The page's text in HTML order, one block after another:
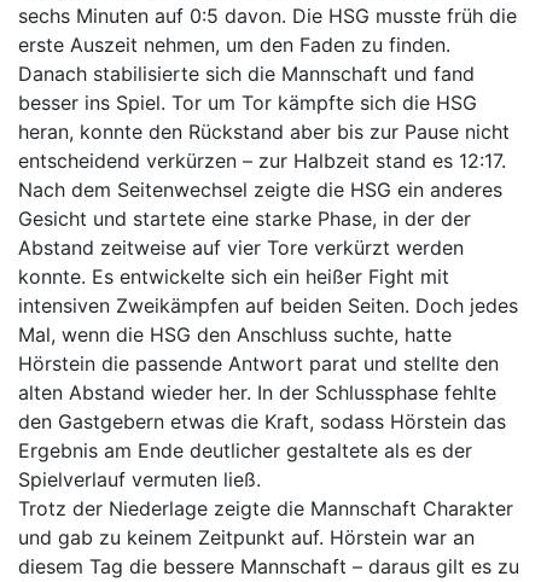
sechs Minuten auf 0:5 davon. Die HSG musste früh die
erste Auszeit nehmen, um den Faden zu finden.
Danach stabilisierte sich die Mannschaft und fand
besser ins Spiel. Tor um Tor kämpfte sich die HSG
heran, konnte den Rückstand aber bis zur Pause nicht
entscheidend verkürzen – zur Halbzeit stand es 12:17.
Nach dem Seitenwechsel zeigte die HSG ein anderes
Gesicht und startete eine starke Phase, in der der
Abstand zeitweise auf vier Tore verkürzt werden
konnte. Es entwickelte sich ein heißer Fight mit
intensiven Zweikämpfen auf beiden Seiten. Doch jedes
Mal, wenn die HSG den Anschluss suchte, hatte
Hörstein die passende Antwort parat und stellte den
alten Abstand wieder her. In der Schlussphase fehlte
den Gastgebern etwas die Kraft, sodass Hörstein das
Ergebnis am Ende deutlicher gestaltete als es der
Spielverlauf vermuten ließ.
Trotz der Niederlage zeigte die Mannschaft Charakter
und gab zu keinem Zeitpunkt auf. Hörstein war an
diesem Tag die bessere Mannschaft – daraus gilt es zu